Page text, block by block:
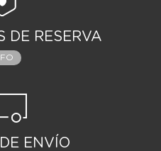
DE RESERVA
ENVÍO